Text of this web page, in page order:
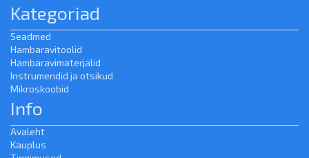
Kategoriad
Seadmed
Hambaravitoolid
Hambaravimaterjalid
Instrumendid ja otsikud
Mikroskoobid
Info
Avaleht
Kauplus